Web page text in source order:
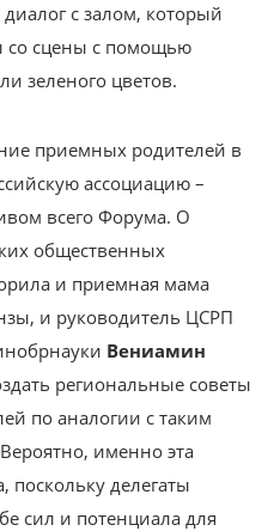
с залом, который
со сцены с помощью
зеленого цветов.
приемных родителей в
ассоциацию –
всего Форума. О
общественных
и приемная мама
и руководитель ЦСРП
Вениамин
региональные советы
по аналогии с таким
именно эта
поскольку делегаты
сил и потенциала для